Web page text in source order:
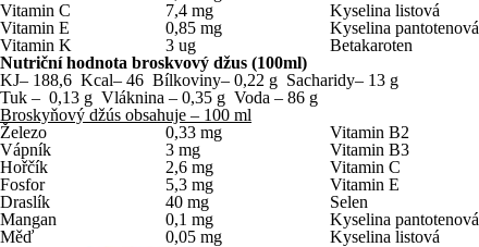
Vitamin C
7,4 mg Kyselina listová
Vitamin E
0,85 mg Kyselina pantotenová
Vitamin K
3 ug Betakaroten
Nutriční hodnota broskvový džus (100ml)
KJ– 188,6 Kcal– 46 Bílkoviny– 0,22 g Sacharidy– 13 g
Tuk – 0,13 g Vláknina – 0,35 g Voda – 86 g
Broskyňový džús obsahuje – 100 ml
Železo
0,33 mg Vitamin B2
Vápník
3 mg Vitamin B3
Hořčík
2,6 mg Vitamin C
Fosfor
5,3 mg Vitamin E
Draslík
40 mg Selen
Mangan
0,1 mg Kyselina pantotenová
Měď
0,05 mg Kyselina listová